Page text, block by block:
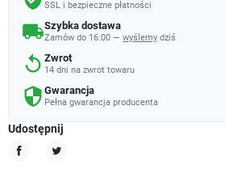
SSL i bezpieczne płatności
local_shippingSzybka dostawa
Zamów do 16:00 — wyślemy dziś
replay Zwrot
14 dni na zwrot towaru
security Gwarancja
Pełna gwarancja producenta
Udostępnij